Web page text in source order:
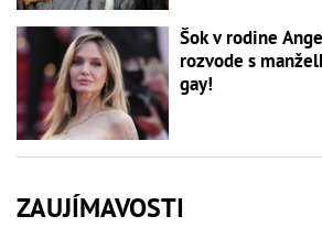
Šok v rodine
rozvode s
gay!
ZAUJÍMAVOSTI